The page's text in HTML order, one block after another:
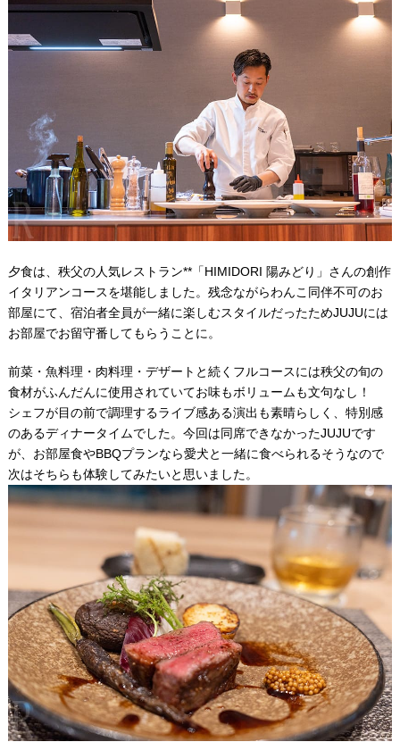
夕食は、秩父の人気レストラン**「HIMIDORI 陽みどり」さんの創作
イタリアンコースを堪能しました。残念ながらわんこ同伴不可のお
部屋にて、宿泊者全員が一緒に楽しむスタイルだったためJUJUには
お部屋でお留守番してもらうことに。
前菜・魚料理・肉料理・デザートと続くフルコースには秩父の旬の
食材がふんだんに使用されていてお味もボリュームも文句なし！
シェフが目の前で調理するライブ感ある演出も素晴らしく、特別感
のあるディナータイムでした。今回は同席できなかったJUJUです
が、お部屋食やBBQプランなら愛犬と一緒に食べられるそうなので
次はそちらも体験してみたいと思いました。